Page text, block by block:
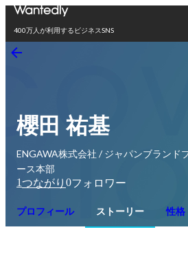
400万人が利用するビジネスSNS
櫻田 祐基
ENGAWA株式会社 / ジャパンブランド
ース本部
1つながり 0フォロワー
プロフィール ストーリー 性格